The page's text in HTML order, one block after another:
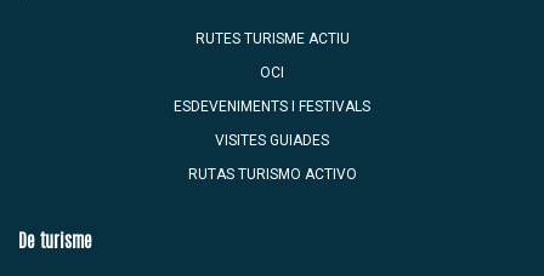
RUTES TURISME ACTIU
OCI
ESDEVENIMENTS I FESTIVALS
VISITES GUIADES
RUTAS TURISMO ACTIVO
De turisme